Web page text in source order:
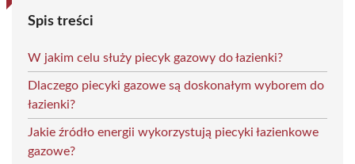
Spis treści
W jakim celu służy piecyk gazowy do łazienki?
Dlaczego piecyki gazowe są doskonałym wyborem do
łazienki?
Jakie źródło energii wykorzystują piecyki łazienkowe
gazowe?